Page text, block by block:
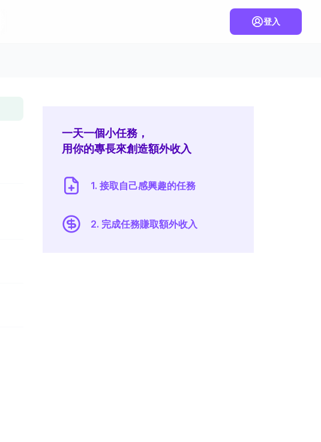
登入
一天一個小任務，
用你的專長來創造額外收入
1. 接取自己感興趣的任務
2. 完成任務賺取額外收入